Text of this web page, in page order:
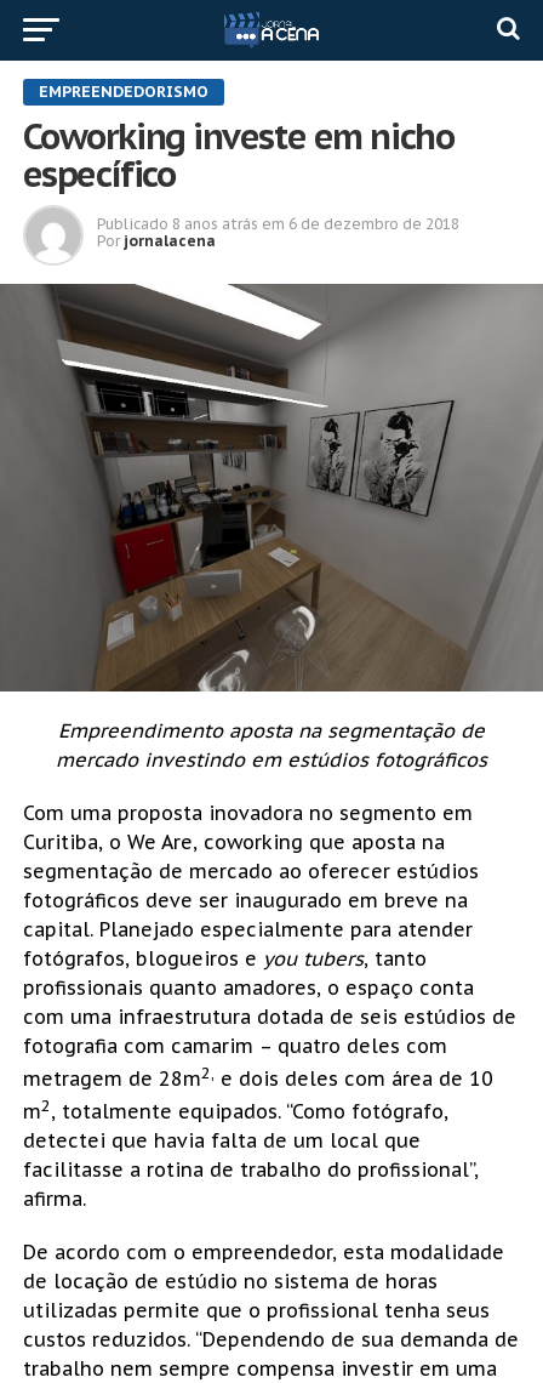
EMPREENDEDORISMO
Coworking investe em nicho
específico
Publicado 8 anos atrás em 6 de dezembro de 2018
Por jornalacena
Empreendimento aposta na segmentação de
mercado investindo em estúdios fotográficos
Com uma proposta inovadora no segmento em
Curitiba, o We Are, coworking que aposta na
segmentação de mercado ao oferecer estúdios
fotográficos deve ser inaugurado em breve na
capital. Planejado especialmente para atender
fotógrafos, blogueiros e you tubers, tanto
profissionais quanto amadores, o espaço conta
com uma infraestrutura dotada de seis estúdios de
fotografia com camarim – quatro deles com
metragem de 28m2, e dois deles com área de 10
m2, totalmente equipados. “Como fotógrafo,
detectei que havia falta de um local que
facilitasse a rotina de trabalho do profissional”,
afirma.
De acordo com o empreendedor, esta modalidade
de locação de estúdio no sistema de horas
utilizadas permite que o profissional tenha seus
custos reduzidos. “Dependendo de sua demanda de
trabalho nem sempre compensa investir em uma